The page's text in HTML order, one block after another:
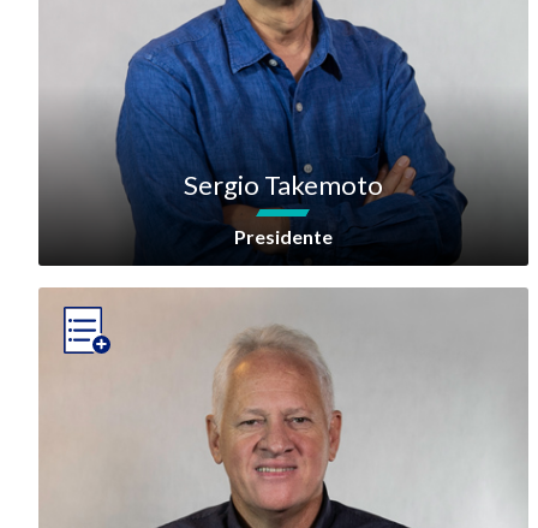
Sergio Takemoto
Presidente